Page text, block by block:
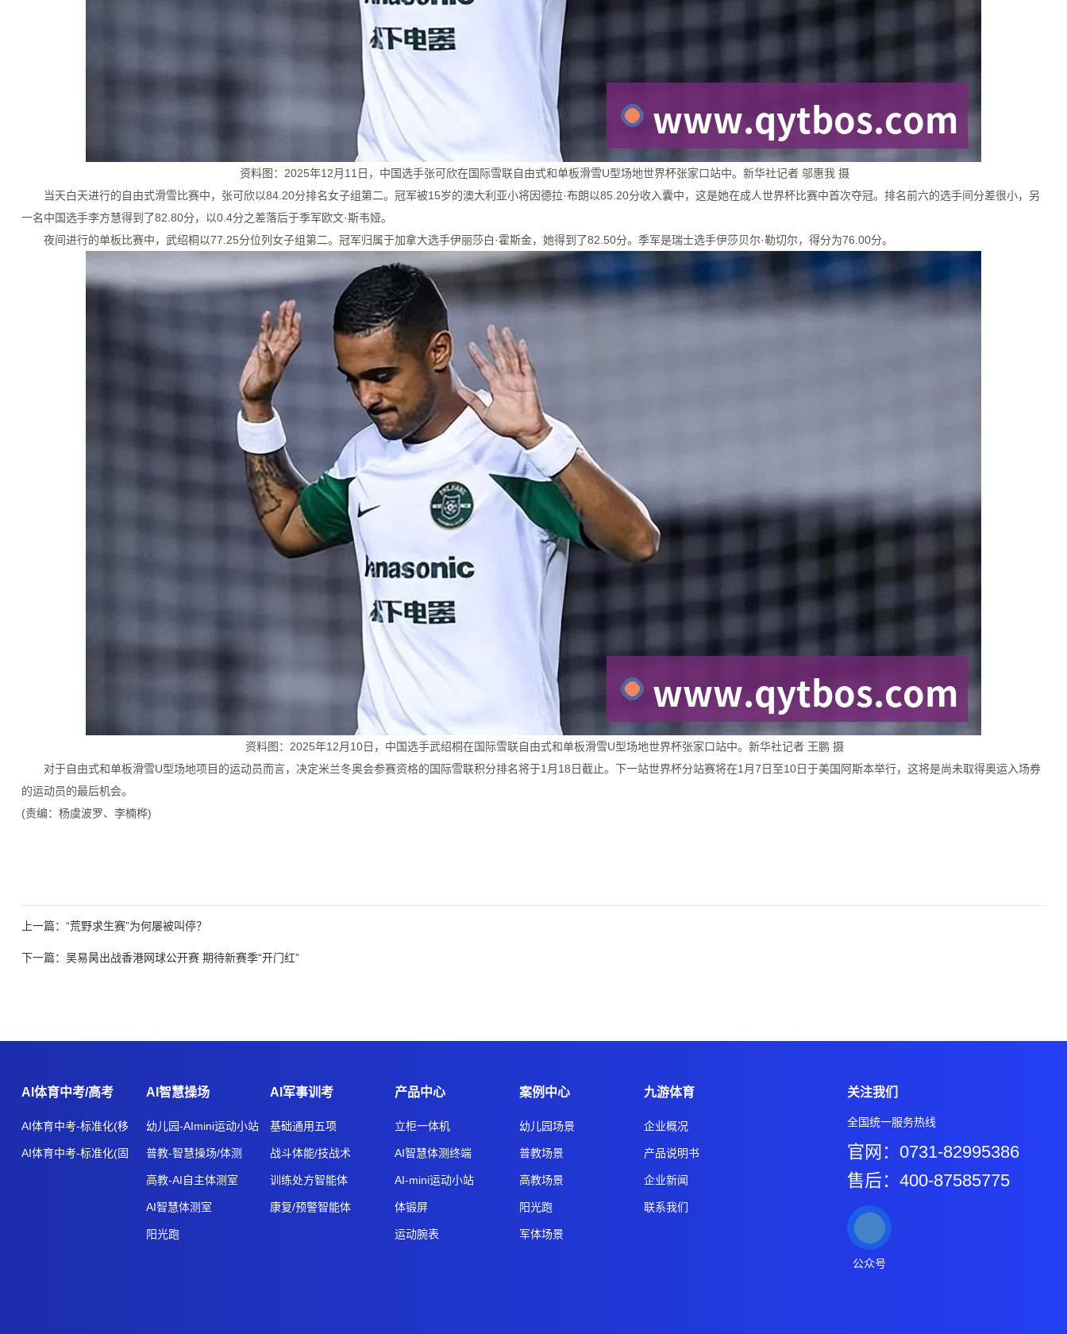
资料图：2025年12月11日，中国选手张可欣在国际雪联自由式和单板滑雪U型场地世界杯张家口站中。新华社记者 邬惠我 摄
当天白天进行的自由式滑雪比赛中，张可欣以84.20分排名女子组第二。冠军被15岁的澳大利亚小将因德拉·布朗以85.20分收入囊中，这是她在成人世界杯比赛中首次夺冠。排名前六的选手间分差很小，另
一名中国选手李方慧得到了82.80分，以0.4分之差落后于季军欧文·斯韦娅。
夜间进行的单板比赛中，武绍桐以77.25分位列女子组第二。冠军归属于加拿大选手伊丽莎白·霍斯金，她得到了82.50分。季军是瑞士选手伊莎贝尔·勒切尔，得分为76.00分。
资料图：2025年12月10日，中国选手武绍桐在国际雪联自由式和单板滑雪U型场地世界杯张家口站中。新华社记者 王鹏 摄
对于自由式和单板滑雪U型场地项目的运动员而言，决定米兰冬奥会参赛资格的国际雪联积分排名将于1月18日截止。下一站世界杯分站赛将在1月7日至10日于美国阿斯本举行，这将是尚未取得奥运入场券
的运动员的最后机会。
(责编：杨虞波罗、李楠桦)
上一篇： “荒野求生赛”为何屡被叫停？
下一篇： 吴易昺出战香港网球公开赛 期待新赛季“开门红”
关注我们
全国统一服务热线
官网：0731-82995386
售后：400-87585775
公众号
AI体育中考/高考
AI体育中考-标准化(移
动式)
AI体育中考-标准化(固
AI智慧操场
幼儿园-AImini运动小站
普教-智慧操场/体测
高教-AI自主体测室
AI智慧体测室
阳光跑
AI军事训考
基础通用五项
战斗体能/技战术
训练处方智能体
康复/预警智能体
产品中心
立柜一体机
AI智慧体测终端
AI-mini运动小站
体锻屏
运动腕表
案例中心
幼儿园场景
普教场景
高教场景
阳光跑
军体场景
九游体育
企业概况
产品说明书
企业新闻
联系我们